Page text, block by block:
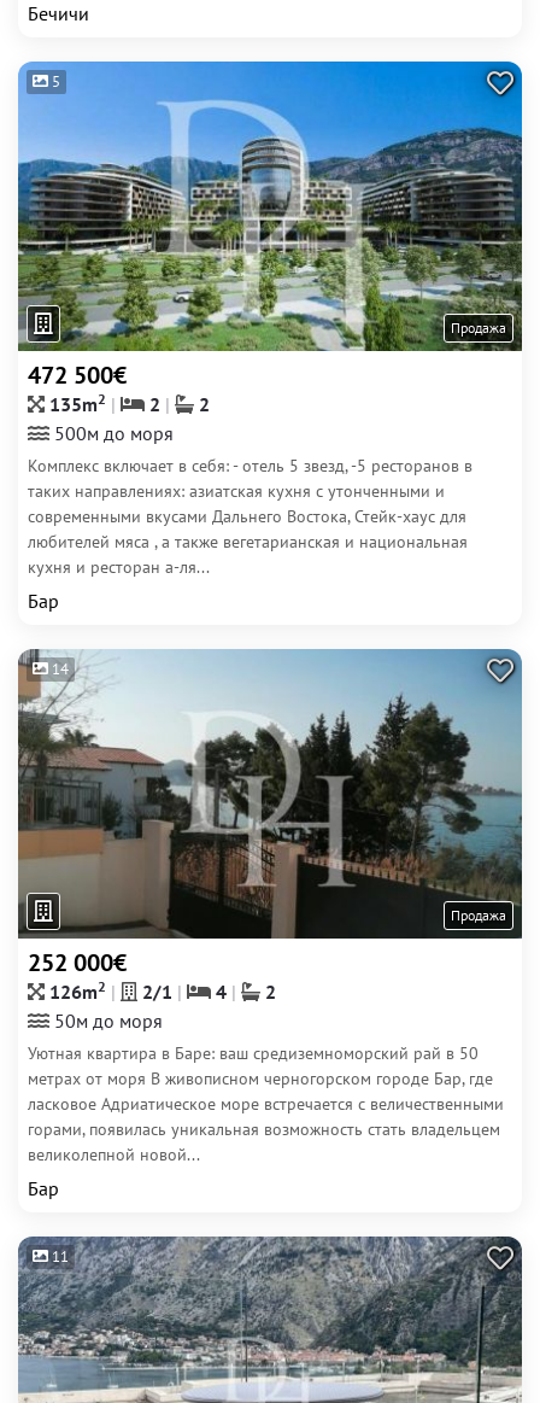
Бечичи
5
Продажа
472 500€
135m2 2
2
500м до моря
Комплекс включает в себя: - отель 5 звезд, -5 ресторанов в
таких направлениях: азиатская кухня с утонченными и
современными вкусами Дальнего Востока, Стейк-хаус для
любителей мяса , а также вегетарианская и национальная
кухня и ресторан а-ля...
Бар
14
Продажа
252 000€
126m2 2/1 4
2
50м до моря
Уютная квартира в Баре: ваш средиземноморский рай в 50
метрах от моря В живописном черногорском городе Бар, где
ласковое Адриатическое море встречается с величественными
горами, появилась уникальная возможность стать владельцем
великолепной новой...
Бар
11